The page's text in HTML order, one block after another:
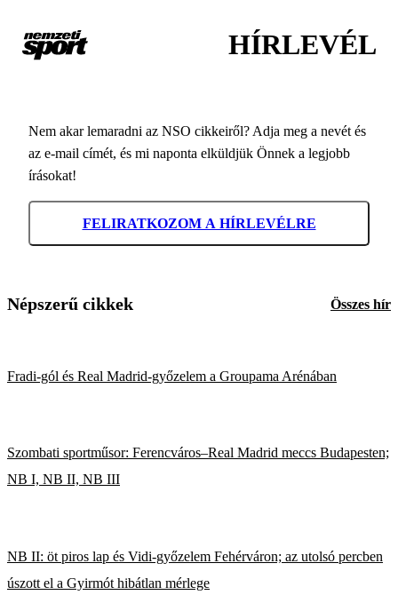
HÍRLEVÉL
Nem akar lemaradni az NSO cikkeiről? Adja meg a nevét és
az e-mail címét, és mi naponta elküldjük Önnek a legjobb
írásokat!
FELIRATKOZOM A HÍRLEVÉLRE
Népszerű cikkek Összes hír
Fradi-gól és Real Madrid-győzelem a Groupama Arénában
Szombati sportműsor: Ferencváros–Real Madrid meccs Budapesten;
NB I, NB II, NB III
NB II: öt piros lap és Vidi-győzelem Fehérváron; az utolsó percben
úszott el a Gyirmót hibátlan mérlege